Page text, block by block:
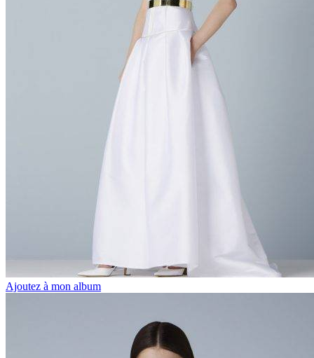
Ajoutez à mon album